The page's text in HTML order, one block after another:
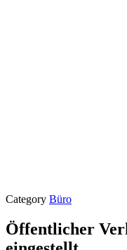
Category Büro
Öffentlicher